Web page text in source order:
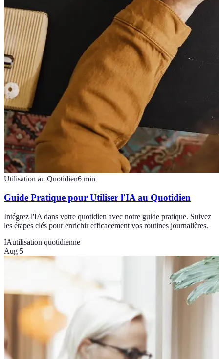
Utilisation au Quotidien6 min
Guide Pratique pour Utiliser l'IA au Quotidien
Intégrez l'IA dans votre quotidien avec notre guide pratique. Suivez
les étapes clés pour enrichir efficacement vos routines journalières.
IAutilisation quotidienne
Aug 5